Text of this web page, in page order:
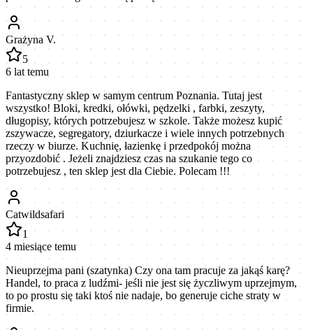
Grażyna V.
5
6 lat temu
Fantastyczny sklep w samym centrum Poznania. Tutaj jest
wszystko! Bloki, kredki, ołówki, pędzelki , farbki, zeszyty,
długopisy, których potrzebujesz w szkole. Także możesz kupić
zszywacze, segregatory, dziurkacze i wiele innych potrzebnych
rzeczy w biurze. Kuchnię, łazienkę i przedpokój można
przyozdobić . Jeżeli znajdziesz czas na szukanie tego co
potrzebujesz , ten sklep jest dla Ciebie. Polecam !!!
Catwildsafari
1
4 miesiące temu
Nieuprzejma pani (szatynka) Czy ona tam pracuje za jakąś karę?
Handel, to praca z ludźmi- jeśli nie jest się życzliwym uprzejmym,
to po prostu się taki ktoś nie nadaje, bo generuje ciche straty w
firmie.